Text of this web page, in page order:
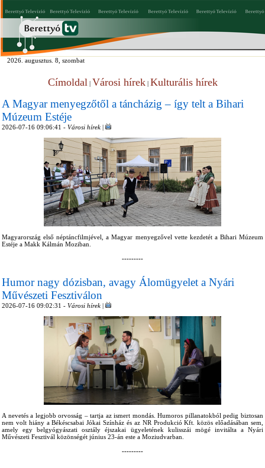
2026. augusztus. 8, szombat
Címoldal | Városi hírek| Kulturális hírek
A Magyar menyegzőtől a táncházig – így telt a Bihari
Múzeum Estéje
2026-07-16 09:06:41 - Városi hírek |
Magyarország első néptáncfilmjével, a Magyar menyegzővel vette kezdetét a Bihari Múzeum
Estéje a Makk Kálmán Moziban.
---------
Humor nagy dózisban, avagy Álomügyelet a Nyári
Művészeti Fesztiválon
2026-07-16 09:02:31 - Városi hírek |
A nevetés a legjobb orvosság – tartja az ismert mondás. Humoros pillanatokból pedig biztosan
nem volt hiány a Békéscsabai Jókai Színház és az NR Produkció Kft. közös előadásában sem,
amely egy belgyógyászati osztály éjszakai ügyeletének kulisszái mögé invitálta a Nyári
Művészeti Fesztivál közönségét június 23-án este a Moziudvarban.
---------